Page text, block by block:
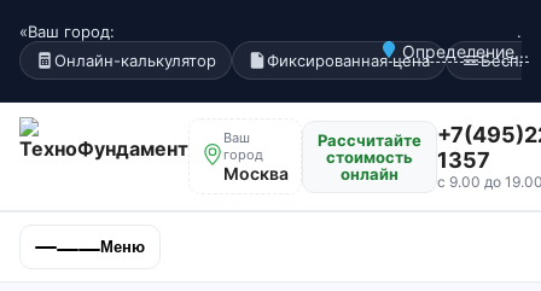
«Ваш город:
Определение...
.
Онлайн-калькулятор
Фиксированная цена
Ваш
город
Москва
Рассчитайте
стоимость
онлайн
1357
с 9.00 до
Меню